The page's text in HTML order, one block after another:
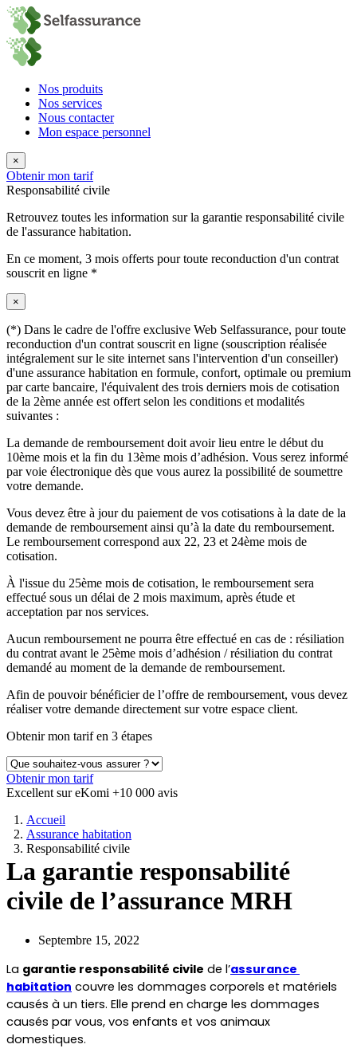
Nos produits
Nos services
Nous contacter
Mon espace personnel
×
Obtenir mon tarif
Responsabilité civile
Retrouvez toutes les information sur la garantie responsabilité civile
de l'assurance habitation.
En ce moment, 3 mois offerts pour toute reconduction d'un contrat
souscrit en ligne *
×
(*) Dans le cadre de l'offre exclusive Web Selfassurance, pour toute
reconduction d'un contrat souscrit en ligne (souscription réalisée
intégralement sur le site internet sans l'intervention d'un conseiller)
d'une assurance habitation en formule, confort, optimale ou premium
par carte bancaire, l'équivalent des trois derniers mois de cotisation
de la 2ème année est offert selon les conditions et modalités
suivantes :
La demande de remboursement doit avoir lieu entre le début du
10ème mois et la fin du 13ème mois d’adhésion. Vous serez informé
par voie électronique dès que vous aurez la possibilité de soumettre
votre demande.
Vous devez être à jour du paiement de vos cotisations à la date de la
demande de remboursement ainsi qu’à la date du remboursement.
Le remboursement correspond aux 22, 23 et 24ème mois de
cotisation.
À l'issue du 25ème mois de cotisation, le remboursement sera
effectué sous un délai de 2 mois maximum, après étude et
acceptation par nos services.
Aucun remboursement ne pourra être effectué en cas de : résiliation
du contrat avant le 25ème mois d’adhésion / résiliation du contrat
demandé au moment de la demande de remboursement.
Afin de pouvoir bénéficier de l’offre de remboursement, vous devez
réaliser votre demande directement sur votre espace client.
Obtenir mon tarif en 3 étapes
Obtenir mon tarif
Excellent sur eKomi +10 000 avis
Accueil
Assurance habitation
Responsabilité civile
La garantie responsabilité
civile de l’assurance MRH
Septembre 15, 2022
La garantie responsabilité civile de l’assurance
habitation couvre les dommages corporels et matériels
causés à un tiers. Elle prend en charge les dommages
causés par vous, vos enfants et vos animaux
domestiques.